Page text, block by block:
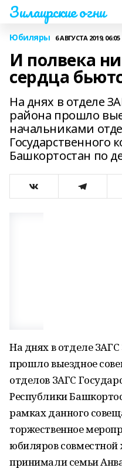
Зилаирские огни
Юбиляры 6 АВГУСТА 2019, 06:05
И полвека
сердца
На днях в отделе
района прошло
начальниками
Государственного
Башкортостан по
На днях в отделе
прошло выездное
отделов ЗАГС
Республики
рамках данного
торжественное
юбиляров
принимали семьи